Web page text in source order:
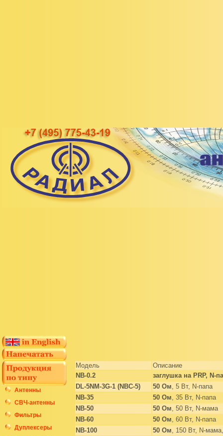
Антенны
СВЧ-антенны
Фильтры
Дуплексеры
Модель
Описание
NB-0.2
заглушка на PRP, N-
DL-5NM-3G-1 (NBC-5)
50 Ом, 5 Вт, N-папа
NB-35
50 Ом, 35 Вт, N-папа
NB-50
50 Ом, 50 Вт, N-мама
NB-60
50 Ом, 60 Вт, N-папа
NB-100
50 Ом, 150 Вт, N-